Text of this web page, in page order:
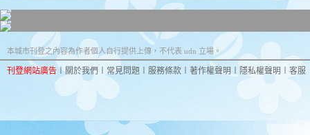
本城市刊登之內容為作者個人自行提供上傳，不代表 udn 立場。
刊登網站廣告 ︱關於我們 常見問題 服務條款 著作權聲明 隱私權聲明 客服